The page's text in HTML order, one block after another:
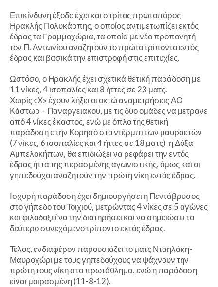
Επικίνδυνη έξοδο έχει και ο τρίτος πρωτοπόρος
Ηρακλής Πολυκάρπης, ο οποίος αντιμετωπίζει εκτός
έδρας τα Γραμμοχώρια, τα οποία με νέο προπονητή
τον Π. Αντωνίου αναζητούν το πρώτο τρίποντο εντός
έδρας και βασικά την επιστροφή στις επιτυχίες.
Ωστόσο, ο Ηρακλής έχει σχετικά θετική παράδοση με
11 νίκες, 4 ισοπαλίες και 8 ήττες σε 23 ματς.
Χωρίς «Χ» έχουν λήξει οι οκτώ αναμετρήσεις ΑΟ
Κάστωρ – Παναργειακού, με τις δύο ομάδες να μετράνε
από 4 νίκες έκαστος, ενώ με όπλο της θετική
παράδοση στην Κορησό στο ντέρμπι των μαυραετών
(7 νίκες, 6 ισοπαλίες και 4 ήττες σε 18 ματς) η Δόξα
Αμπελοκήπων, θα επιδιώξει να ρεφάρει την εντός
έδρας ήττα της περασμένης αγωνιστικής, όμως και οι
γηπεδούχοι αναζητούν την πρώτη νίκη εντός έδρας.
Ισχυρή παράδοση έχει δημιουργήσει η Πεντάβρυσος
στο γήπεδο του Τοιχιού, μετρώντας 4 νίκες σε 5 αγώνες
και φιλοδοξεί να την διατηρήσει και να σημειώσει το
δεύτερο συνεχόμενο τρίποντο εκτός έδρας.
Τέλος, ενδιαφέρον παρουσιάζει το ματς Νταηλάκη-
Μαυροχώρι με τους γηπεδούχους να ψάχνουν την
πρώτη τους νίκη στο πρωτάθλημα, ενώ η παράδοση
είναι μοιρασμένη (11-8-12).